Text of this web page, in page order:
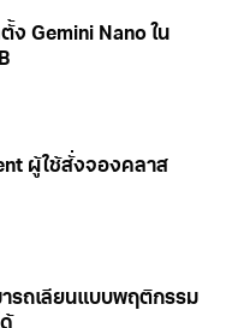
Gemini Nano ใน
ผู้ใช้สั่งจองคลาส
รถเลียนแบบพฤติกรรม